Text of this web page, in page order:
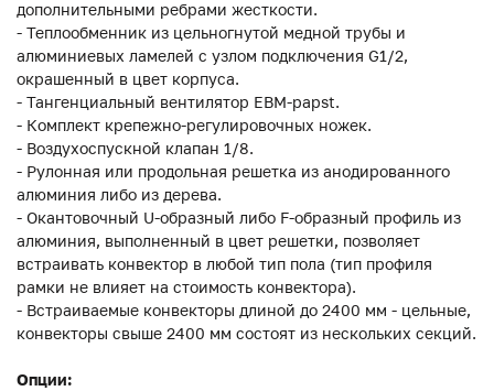
дополнительными ребрами жесткости.
- Теплообменник из цельногнутой медной трубы и
алюминиевых ламелей с узлом подключения G1/2,
окрашенный в цвет корпуса.
- Тангенциальный вентилятор EBM-papst.
- Комплект крепежно-регулировочных ножек.
- Воздухоспускной клапан 1/8.
- Рулонная или продольная решетка из анодированного
алюминия либо из дерева.
- Окантовочный U-образный либо F-образный профиль из
алюминия, выполненный в цвет решетки, позволяет
встраивать конвектор в любой тип пола (тип профиля
рамки не влияет на стоимость конвектора).
- Встраиваемые конвекторы длиной до 2400 мм - цельные,
конвекторы свыше 2400 мм состоят из нескольких секций.
Опции: